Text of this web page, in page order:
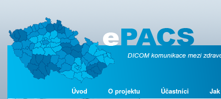
Úvod O projektu Účastníci